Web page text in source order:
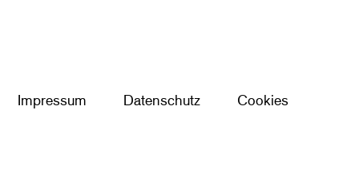
Impressum Datenschutz Cookies